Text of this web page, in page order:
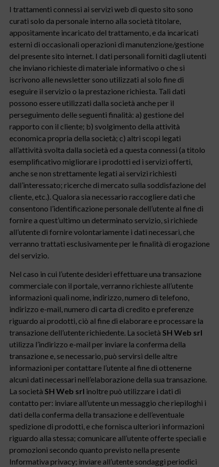
I trattamenti connessi ai servizi web di questo sito sono
curati solo da personale interno alla società titolare,
appositamente incaricato del trattamento, e da incaricati
esterni di occasionali operazioni di manutenzione/gestione
del presente sito internet. I dati personali forniti dagli utenti
che inviano richieste di materiale informativo o che si
iscrivono alle newsletter sono utilizzati al solo fine di
eseguire il servizio o la prestazione richiesta. Tali dati
possono essere utilizzati dalla società anche per il
perseguimento delle seguenti finalità: a) gestione del
rapporto con il cliente; b) svolgimento della attività
economica propria della società; c) altri scopi legati
all’attività svolta dalla società ed a questa connessi (a titolo
esemplificativo migliorare i prodotti ed i servizi offerti,
anche se non strettamente legati ai servizi richiesti
dall’interessato; ricerche di mercato sulla soddisfazione del
cliente, etc.). Qualora sia necessario raccogliere dati che
consentono l’identificazione personale dell’utente al fine di
fornire a quest’ultimo un determinato servizio, si richiede
all’utente di fornire volontariamente i dati necessari, che
verranno trattati esclusivamente per le finalità di erogazione
del servizio.
Nel caso in cui l’utente desideri effettuare una transazione
commerciale con il portale, verranno richieste all’utente
informazioni quali nome, indirizzo, numero di telefono,
indirizzo e-mail, numero di carta di credito e preferenze
riguardo ai prodotti, ciò al fine di elaborare e processare la
transazione dell’utente richiedente. La società SH Web srl
utilizza l’indirizzo e-mail per inviare la conferma della
transazione e, se necessario, può servirsi delle altre
informazioni per contattare l’utente al fine di ottenerne
alcuni dati necessari nell’elaborazione della sua transazione.
La società SH Web srl inoltre può utilizzare i dati di
contatto per: inviare all’utente un messaggio che riepiloghi i
dati della conferma della transazione e dell’eventuale
spedizione di prodotti, e che fornisca ulteriori informazioni
riguardo alla stessa; comunicare all’utente offerte speciali e
promozioni secondo quanto previsto nella presente
Informativa privacy; inviare all’utente sondaggi periodici